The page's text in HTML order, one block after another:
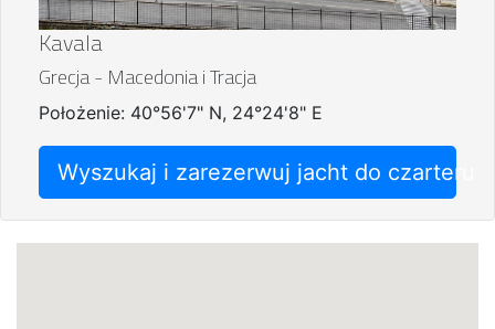
Kavala
Grecja - Macedonia i Tracja
Położenie: 40°56'7" N, 24°24'8" E
Wyszukaj i zarezerwuj jacht do czarteru